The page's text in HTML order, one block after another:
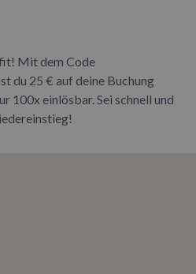
Mit dem Code
du 25 € auf deine Buchung
100x einlösbar. Sei schnell und